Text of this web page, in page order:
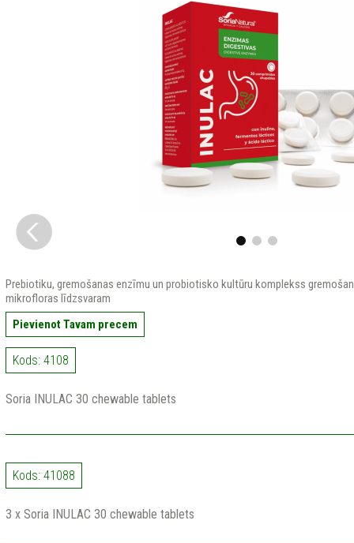
Prebiotiku, gremošanas enzīmu un probiotisko kultūru komplekss
mikrofloras līdzsvaram
Pievienot Tavam precem
Kods: 4108
Soria INULAC 30 chewable tablets
Kods: 41088
3 x Soria INULAC 30 chewable tablets